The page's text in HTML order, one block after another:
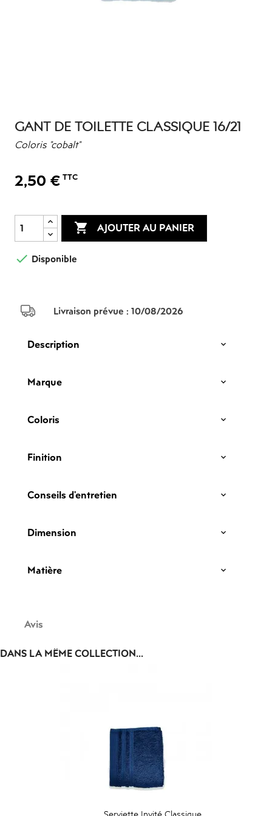
GANT DE TOILETTE CLASSIQUE 16/21
Coloris "cobalt"
2,50 € TTC
 AJOUTER AU PANIER
 Disponible
Livraison prévue : 10/08/2026
Description
Marque
Coloris
Finition
Conseils d'entretien
Dimension
Matière
Avis
DANS LA MÊME COLLECTION...
Serviette Invité Classique...